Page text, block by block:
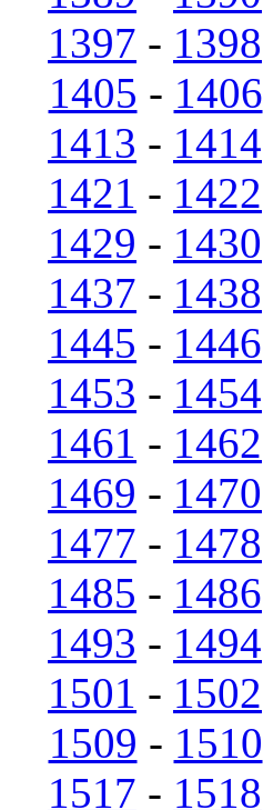
1397 - 1398
1405 - 1406
1413 - 1414
1421 - 1422
1429 - 1430
1437 - 1438
1445 - 1446
1453 - 1454
1461 - 1462
1469 - 1470
1477 - 1478
1485 - 1486
1493 - 1494
1501 - 1502
1509 - 1510
1517 - 1518